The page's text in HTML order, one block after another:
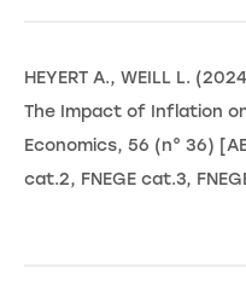
HEYERT A., WEILL L.
The Impact of Inflation
Economics, 56 (n° 36)
cat.2, FNEGE cat.3,